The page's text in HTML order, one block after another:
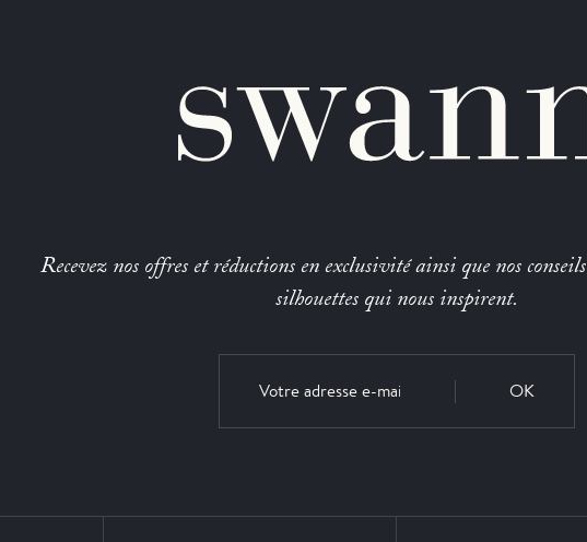
Recevez nos offres et réductions en exclusivité ainsi que nos
silhouettes qui nous inspirent.
OK